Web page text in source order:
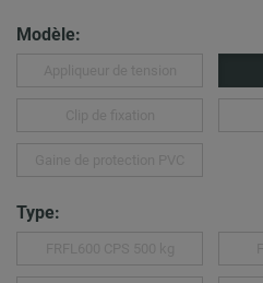
Modèle:
Type: